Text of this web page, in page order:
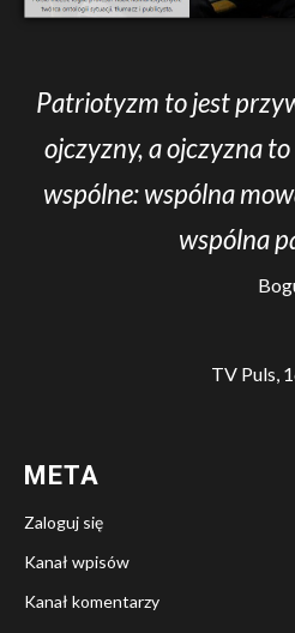
Patriotyzm to jest
ojczyzny, a ojczyzna
wspólne: wspólna
wspólna
TV Puls,
META
Zaloguj się
Kanał wpisów
Kanał komentarzy